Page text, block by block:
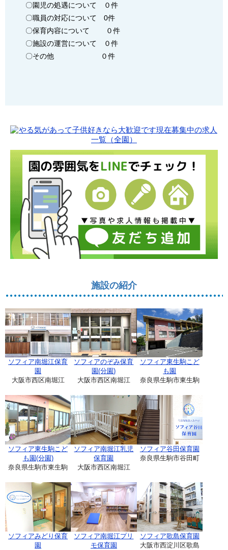
〇園児の処遇について ０件
〇職員の対応について 0件
〇保育内容について ０件
〇施設の運営について ０件
〇その他 ０件
施設の紹介
ソフィア南堀江保育
園
大阪市西区南堀江
ソフィアのぞみ保育
園(分園)
大阪市西区南堀江
ソフィア東生駒こど
も園
奈良県生駒市東生駒
ソフィア東生駒こど
も園(分園)
奈良県生駒市東生駒
ソフィア南堀江乳児
保育園
大阪市西区南堀江
ソフィア谷田保育園
奈良県生駒市谷田町
ソフィアみどり保育
園
ソフィア南堀江プリ
モ保育園
ソフィア歌島保育園
大阪市西淀川区歌島